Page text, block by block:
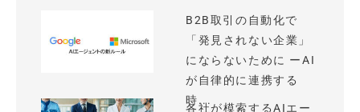
B2B取引の自動化で
「発見されない企業」
にならないために ーAI
が自律的に連携する
時...
各社が模索するAIエー